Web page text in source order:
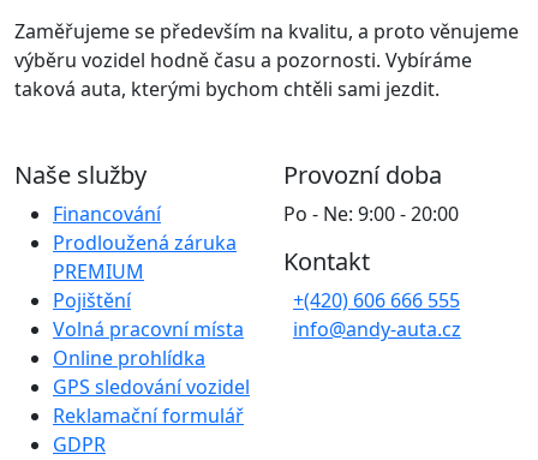
Zaměřujeme se především na kvalitu, a proto věnujeme
výběru vozidel hodně času a pozornosti. Vybíráme
taková auta, kterými bychom chtěli sami jezdit.
Naše služby
Financování
Prodloužená záruka
PREMIUM
Pojištění
Volná pracovní místa
Online prohlídka
GPS sledování vozidel
Reklamační formulář
GDPR
Provozní doba
Po - Ne: 9:00 - 20:00
Kontakt
+(420) 606 666 555
info@andy-auta.cz